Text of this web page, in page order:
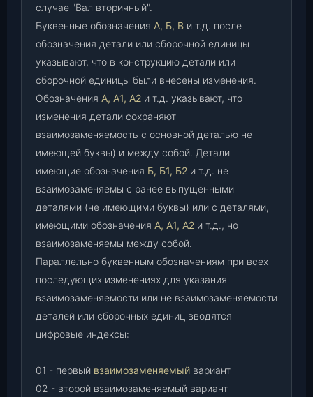
случае "Вал вторичный".
Буквенные обозначения А, Б, В и т.д. после
обозначения детали или сборочной единицы
указывают, что в конструкцию детали или
сборочной единицы были внесены изменения.
Обозначения А, А1, А2 и т.д. указывают, что
изменения детали сохраняют
взаимозаменяемость с основной деталью не
имеющей буквы) и между собой. Детали
имеющие обозначения Б, Б1, Б2 и т.д. не
взаимозаменяемы с ранее выпущенными
деталями (не имеющими буквы) или с деталями,
имеющими обозначения А, А1, А2 и т.д., но
взаимозаменяемы между собой.
Параллельно буквенным обозначениям при всех
последующих изменениях для указания
взаимозаменяемости или не взаимозаменяемости
деталей или сборочных единиц вводятся
цифровые индексы:
01 - первый взаимозаменяемый вариант
02 - второй взаимозаменяемый вариант